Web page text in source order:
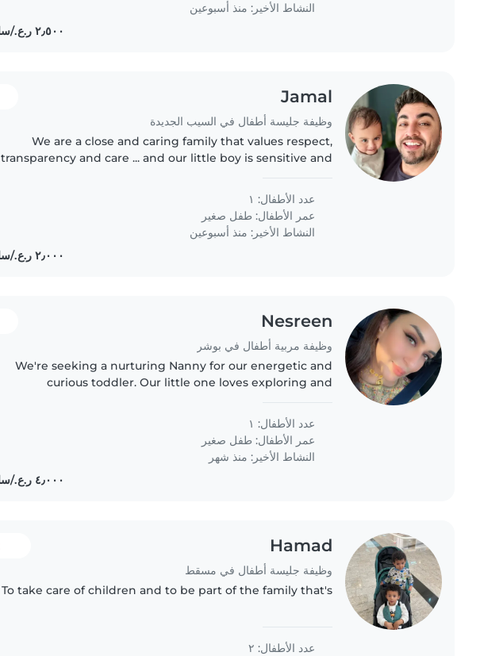
النشاط الأخير: منذ أسبوعين
Jamal
وظيفة جليسة أطفال في السيب الجديدة
We are a close and caring family that values respect,
transparency and care ... and our little boy is sensitive and
عدد الأطفال: ١
عمر الأطفال: طفل صغير
النشاط الأخير: منذ أسبوعين
Nesreen
وظيفة مربية أطفال في بوشر
We're seeking a nurturing Nanny for our energetic and
curious toddler. Our little one loves exploring and
creative and active child..
عدد الأطفال: ١
عمر الأطفال: طفل صغير
النشاط الأخير: منذ شهر
Hamad
وظيفة جليسة أطفال في مسقط
To take care of children and to be part of the family that's
عدد الأطفال: ٢